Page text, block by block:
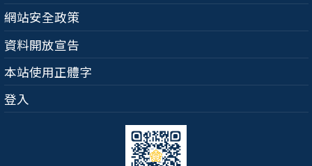
網站安全政策
資料開放宣告
本站使用正體字
登入